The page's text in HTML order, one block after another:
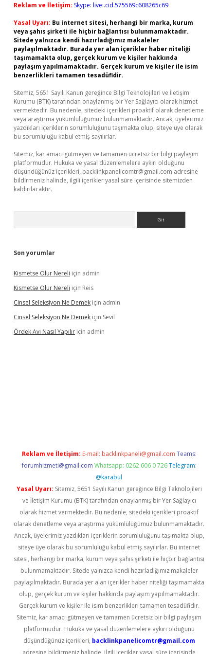
Reklam ve İletişim: Skype: live:.cid.575569c608265c69
Yasal Uyarı: Bu internet sitesi, herhangi bir marka, kurum
veya şahıs şirketi ile hiçbir bağlantısı bulunmamaktadır.
Sitede yalnızca kendi hazırladığımız makaleler
paylaşılmaktadır. Burada yer alan içerikler haber niteliği
taşımamakta olup, gerçek kurum ve kişiler hakkında
paylaşım yapılmamaktadır. Gerçek kurum ve kişiler ile isim
benzerlikleri tamamen tesadüfidir.
Sitemiz, 5651 Sayılı Kanun gereğince Bilgi Teknolojileri ve İletişim
Kurumu (BTK) tarafından onaylanmış bir Yer Sağlayıcı olarak hizmet
vermektedir. Bu nedenle, sitedeki içerikleri proaktif olarak denetleme
veya araştırma yükümlülüğümüz bulunmamaktadır. Ancak, üyelerimiz
yazdıkları içeriklerin sorumluluğunu taşımakta olup, siteye üye olarak
bu sorumluluğu kabul etmiş sayılırlar.
Sitemiz, kar amacı gütmeyen ve tamamen ücretsiz bir bilgi paylaşım
platformudur. Hukuka ve yasal düzenlemelere aykırı olduğunu
düşündüğünüz içerikleri, backlinkpanelicomtr@gmail.com adresine
bildirmeniz halinde, ilgili içerikler yasal süre içerisinde sitemizden
kaldırılacaktır.
Son yorumlar
Kismetse Olur Nereli için admin
Kismetse Olur Nereli için Reis
Cinsel Seleksiyon Ne Demek için admin
Cinsel Seleksiyon Ne Demek için Sevil
Ördek Avı Nasıl Yapılır için admin
Reklam ve İletişim: E-mail: backlinkpaneli@gmail.com Teams:
forumhizmeti@gmail.com Whatsapp: 0262 606 0 726 Telegram:
@karabul
Yasal Uyarı: Sitemiz, 5651 Sayılı Kanun gereğince Bilgi Teknolojileri
ve İletişim Kurumu (BTK) tarafından onaylanmış bir Yer Sağlayıcı
olarak hizmet vermektedir. Bu nedenle, sitedeki içerikleri proaktif
olarak denetleme veya araştırma yükümlülüğümüz bulunmamaktadır.
Ancak, üyelerimiz yazdıkları içeriklerin sorumluluğunu taşımakta olup,
siteye üye olarak bu sorumluluğu kabul etmiş sayılırlar. Bu internet
sitesi, herhangi bir marka, kurum veya şahıs şirketi ile hiçbir bağlantısı
bulunmamaktadır. Sitede yalnızca kendi hazırladığımız makaleler
paylaşılmaktadır. Burada yer alan içerikler haber niteliği taşımamakta
olup, gerçek kurum ve kişiler hakkında paylaşım yapılmamaktadır.
Gerçek kurum ve kişiler ile isim benzerlikleri tamamen tesadüfidir.
Sitemiz, kar amacı gütmeyen ve tamamen ücretsiz bir bilgi paylaşım
platformudur. Hukuka ve yasal düzenlemelere aykırı olduğunu
düşündüğünüz içerikleri, backlinkpanelicomtr@gmail.com
adresine bildirmeniz halinde, ilgili içerikler yasal süre içerisinde